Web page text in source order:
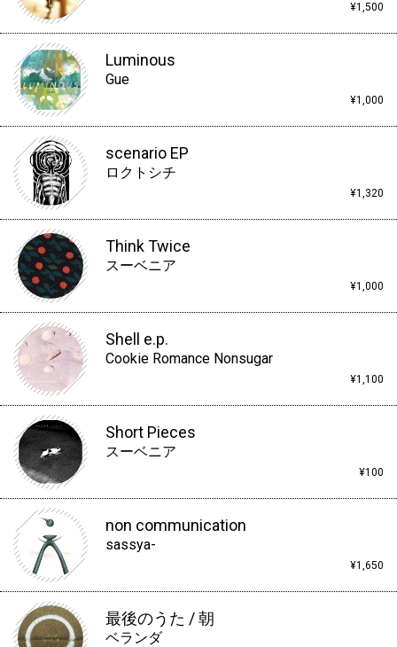
¥1,500
Luminous
Gue
¥1,000
scenario EP
ロクトシチ
¥1,320
Think Twice
スーベニア
¥1,000
Shell e.p.
Cookie Romance Nonsugar
¥1,100
Short Pieces
スーベニア
¥100
non communication
sassya-
¥1,650
最後のうた / 朝
ベランダ